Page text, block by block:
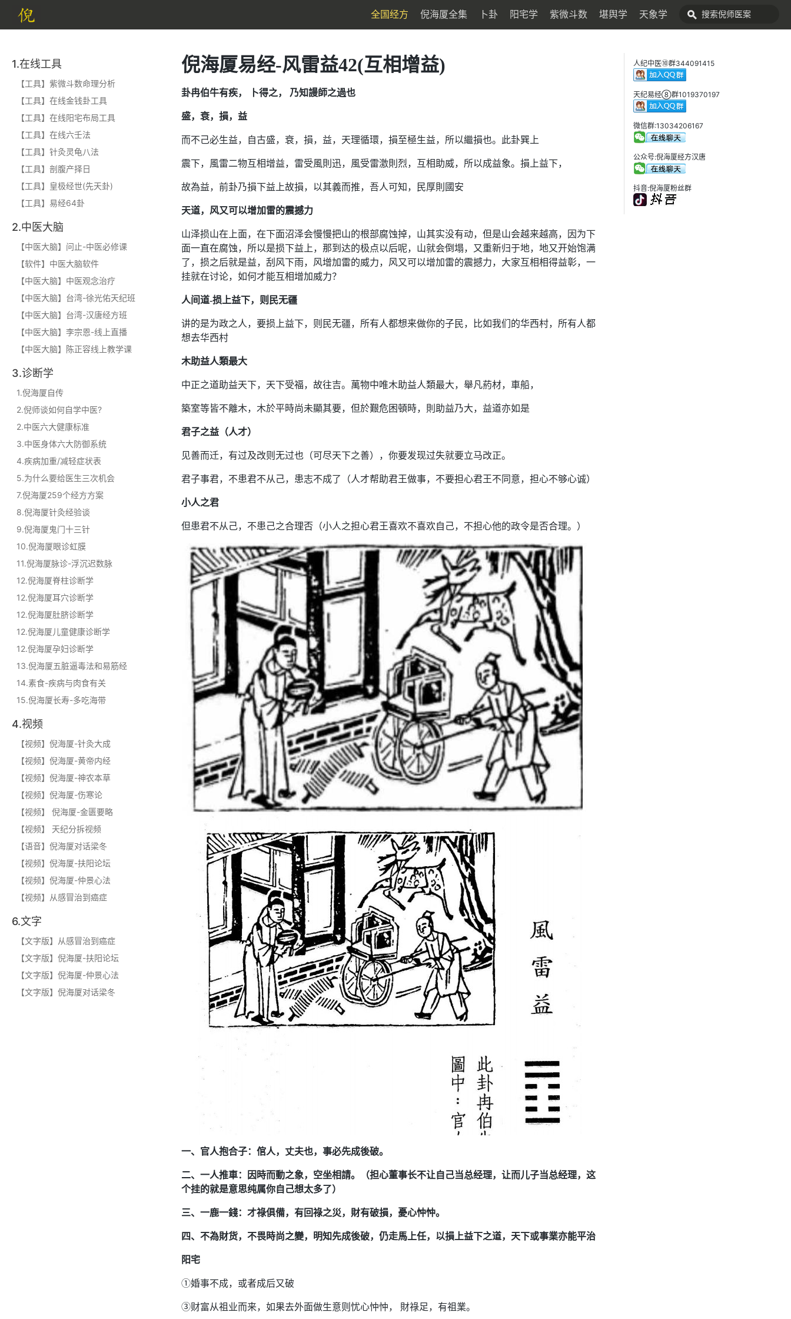
全国经方 倪海厦全集 卜卦 阳宅学 紫微斗数 堪舆学 天象学
1.在线工具
【工具】紫微斗数命理分析
【工具】在线金钱卦工具
【工具】在线阳宅布局工具
【工具】在线六壬法
【工具】针灸灵龟八法
【工具】剖腹产择日
【工具】皇极经世(先天卦)
【工具】易经64卦
2.中医大脑
【中医大脑】问止-中医必修课
【软件】中医大脑软件
【中医大脑】中医观念治疗
【中医大脑】台湾-徐光佑天纪班
【中医大脑】台湾-汉唐经方班
【中医大脑】李宗恩-线上直播
【中医大脑】陈正容线上教学课
3.诊断学
1.倪海厦自传
2.倪师谈如何自学中医?
2.中医六大健康标准
3.中医身体六大防御系统
4.疾病加重/减轻症状表
5.为什么要给医生三次机会
7.倪海厦259个经方方案
8.倪海厦针灸经验谈
9.倪海厦鬼门十三针
10.倪海厦眼诊虹膜
11.倪海厦脉诊-浮沉迟数脉
12.倪海厦脊柱诊断学
12.倪海厦耳穴诊断学
12.倪海厦肚脐诊断学
12.倪海厦儿童健康诊断学
12.倪海厦孕妇诊断学
13.倪海厦五脏逼毒法和易筋经
14.素食-疾病与肉食有关
15.倪海厦长寿-多吃海带
4.视频
【视频】倪海厦-针灸大成
【视频】倪海厦-黄帝内经
【视频】倪海厦-神农本草
【视频】倪海厦-伤寒论
【视频】 倪海厦-金匮要略
【视频】 天纪分拆视频
【语音】倪海厦对话梁冬
【视频】倪海厦-扶阳论坛
【视频】倪海厦-仲景心法
【视频】从感冒治到癌症
6.文字
【文字版】从感冒治到癌症
【文字版】倪海厦-扶阳论坛
【文字版】倪海厦-仲景心法
【文字版】倪海厦对话梁冬
倪海厦易经-风雷益42(互相增益)
卦冉伯牛有疾， 卜得之， 乃知謾師之過也
盛，衰，損，益
而不己必生益，自古盛，衰，損，益，天理循環，損至極生益，所以繼損也。此卦巽上
震下，風雷二物互相增益，雷受風則迅，風受雷激則烈，互相助威，所以成益象。損上益下，
故為益，前卦乃損下益上故損，以其義而推，吾人可知，民厚則國安
天道，风又可以增加雷的震撼力
山泽损山在上面，在下面沼泽会慢慢把山的根部腐蚀掉，山其实没有动，但是山会越来越高，因为下
面一直在腐蚀，所以是损下益上，那到达的极点以后呢，山就会倒塌，又重新归于地，地又开始饱满
了，损之后就是益，刮风下雨，风增加雷的威力，风又可以增加雷的震撼力，大家互相相得益彰，一
挂就在讨论，如何才能互相增加威力？
人间道-损上益下，则民无疆
讲的是为政之人，要损上益下，则民无疆，所有人都想来做你的子民，比如我们的华西村，所有人都
想去华西村
木助益人類最大
中正之道助益天下，天下受福，故往吉。萬物中唯木助益人類最大，舉凡葯材，車船，
築室等皆不離木，木於平時尚未顯其要，但於艱危困頓時，則助益乃大，益道亦如是
君子之益（人才）
见善而迁，有过及改则无过也（可尽天下之善），你要发现过失就要立马改正。
君子事君，不患君不从己，患志不成了（人才帮助君王做事，不要担心君王不同意，担心不够心诚）
小人之君
但患君不从己，不患己之合理否（小人之担心君王喜欢不喜欢自己，不担心他的政令是否合理。）
一、官人抱合子：倌人，丈夫也，事必先成後破。
二、一人推車：因時而動之象，空坐相請。（担心董事长不让自己当总经理，让而儿子当总经理，这
个挂的就是意思纯属你自己想太多了）
三、一鹿一錢：才祿俱備，有回祿之災，財有破損，憂心忡忡。
四、不為財货，不畏時尚之變，明知先成後破，仍走馬上任，以損上益下之道，天下或事業亦能平治
阳宅
①婚事不成，或者成后又破
③财富从祖业而来，如果去外面做生意则忧心忡忡， 財祿足，有祖業。
人纪中医⑩群344091415
天纪易经⑧群1019370197
微信群:13034206167
公众号:倪海厦经方汉唐
抖音:倪海厦粉丝群